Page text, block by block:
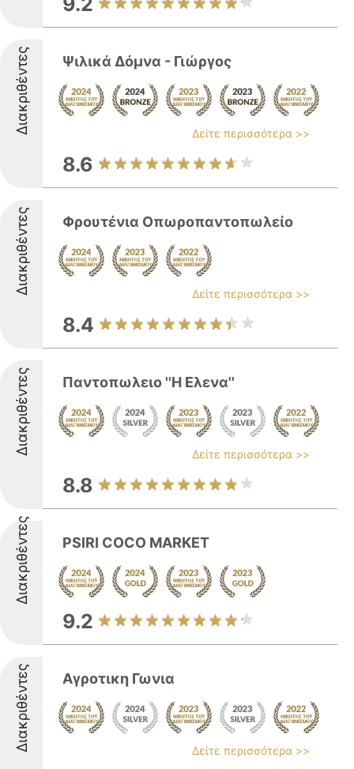
Διακριθέντες Ψιλικά Δόμνα - Γιώργος
Δείτε περισσότερα >>
8.6
Διακριθέντες Φρουτένια Οπωροπαντοπωλείο
Δείτε περισσότερα >>
8.4
Διακριθέντες Παντοπωλειο ''Η Ελενα''
Δείτε περισσότερα >>
8.8
Διακριθέντες PSIRI COCO MARKET
9.2
Διακριθέντες Αγροτικη Γωνια
Δείτε περισσότερα >>